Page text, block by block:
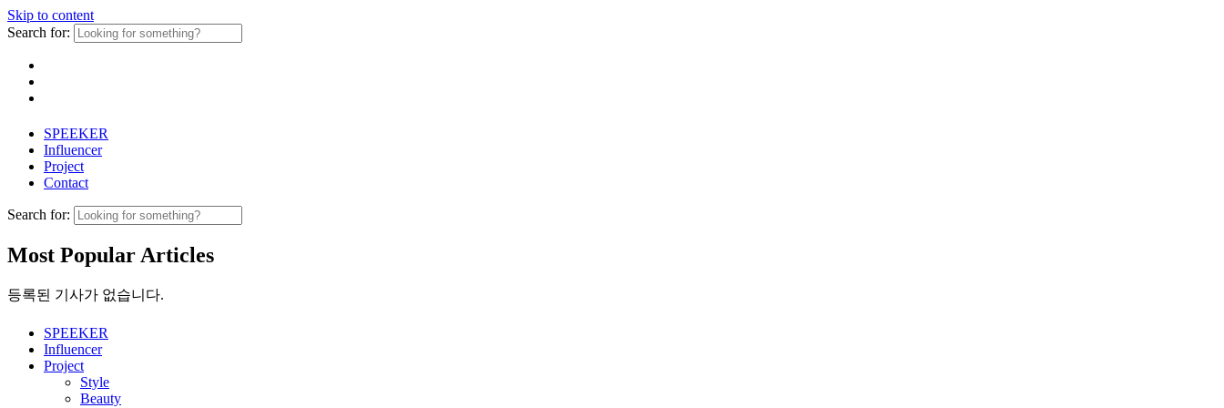
Skip to content
Search for:
SPEEKER
Influencer
Project
Contact
Search for:
Most Popular Articles
등록된 기사가 없습니다.
SPEEKER
Influencer
Project
Style
Beauty